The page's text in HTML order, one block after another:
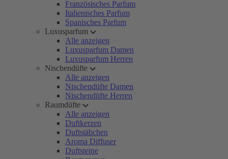
Französisches Parfum
Italienisches Parfum
Spanisches Parfum
Luxusparfum
Alle anzeigen
Luxusparfum Damen
Luxusparfum Herren
Nischendüfte
Alle anzeigen
Nischendüfte Damen
Nischendüfte Herren
Raumdüfte
Alle anzeigen
Duftkerzen
Duftstäbchen
Aroma Diffuser
Duftsteine